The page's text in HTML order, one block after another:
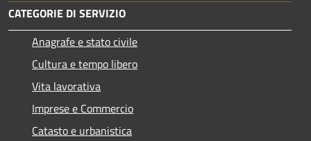
CATEGORIE DI SERVIZIO
Anagrafe e stato civile
Cultura e tempo libero
Vita lavorativa
Imprese e Commercio
Catasto e urbanistica